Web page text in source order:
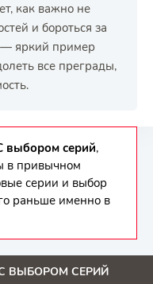
как важно не
и бороться за
яркий пример
все преграды,
выбором серий,
в привычном
серии и выбор
раньше именно в
ВЫБОРОМ СЕРИЙ